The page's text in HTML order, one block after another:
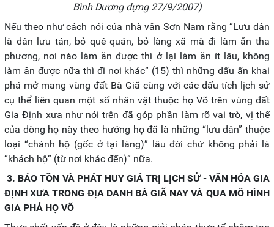
Bình Dương dựng 27/9/2007)
Nếu theo như cách nói của nhà văn Sơn Nam rằng “Lưu dân
là dân lưu tán, bỏ quê quán, bỏ làng xã mà đi làm ăn tha
phương, nơi nào làm ăn được thì ở lại làm ăn ít lâu, không
làm ăn được nữa thì đi nơi khác” (15) thì những dấu ấn khai
phá mở mang vùng đất Bà Giã cùng với các dấu tích lịch sử
cụ thể liên quan một số nhân vật thuộc họ Võ trên vùng đất
Gia Định xưa như nói trên đã góp phần làm rõ vai trò, vị thế
của dòng họ này theo hướng họ đã là những “lưu dân” thuộc
loại “chánh hộ (gốc ở tại làng)” lâu đời chứ không phải là
“khách hộ” (từ nơi khác đến)” nữa.
3. BẢO TỒN VÀ PHÁT HUY GIÁ TRỊ LỊCH SỬ - VĂN HÓA GIA
ĐỊNH XƯA TRONG ĐỊA DANH BÀ GIÃ NAY VÀ QUA MÔ HÌNH
GIA PHẢ HỌ VÕ